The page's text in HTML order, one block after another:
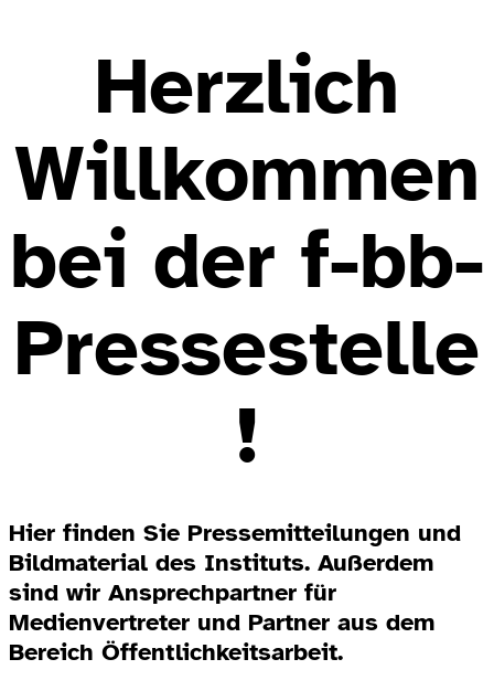
Herzlich
Willkommen
bei der f-bb-
Pressestelle
!
Hier finden Sie Pressemitteilungen und
Bildmaterial des Instituts. Außerdem
sind wir Ansprechpartner für
Medienvertreter und Partner aus dem
Bereich Öffentlichkeitsarbeit.